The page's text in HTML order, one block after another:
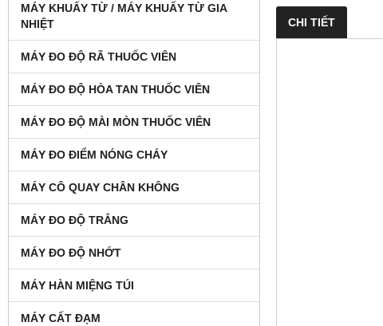
MÁY KHUẤY TỪ / MÁY KHUẤY TỪ GIA
NHIỆT
MÁY ĐO ĐỘ RÃ THUỐC VIÊN
MÁY ĐO ĐỘ HÒA TAN THUỐC VIÊN
MÁY ĐO ĐỘ MÀI MÒN THUỐC VIÊN
MÁY ĐO ĐIỂM NÓNG CHÁY
MÁY CÔ QUAY CHÂN KHÔNG
MÁY ĐO ĐỘ TRẮNG
MÁY ĐO ĐỘ NHỚT
MÁY HÀN MIỆNG TÚI
MÁY CẤT ĐẠM
CHI TIẾT